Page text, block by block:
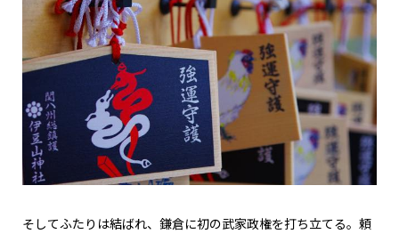
そしてふたりは結ばれ、鎌倉に初の武家政権を打ち立てる。頼